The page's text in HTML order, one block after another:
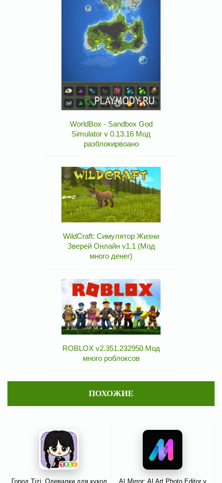
WorldBox - Sandbox God
Simulator v 0.13.16 Мод
разблокирвоано
WildCraft: Симулятор Жизни
Зверей Онлайн v1.1 (Мод
много денег)
ROBLOX v2.351.232950 Мод
много роблоксов
ПОХОЖИЕ
Город Tizi: Одевалки для кукол
AI Mirror: AI Art Photo Editor v